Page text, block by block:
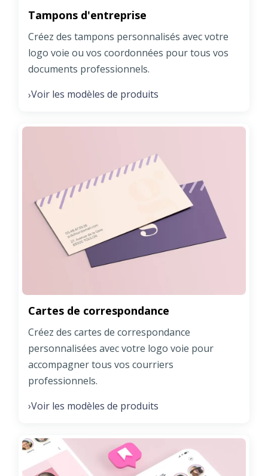
Tampons d'entreprise
Créez des tampons personnalisés avec votre
logo voie ou vos coordonnées pour tous vos
documents professionnels.
›Voir les modèles de produits
Cartes de correspondance
Créez des cartes de correspondance
personnalisées avec votre logo voie pour
accompagner tous vos courriers
professionnels.
›Voir les modèles de produits